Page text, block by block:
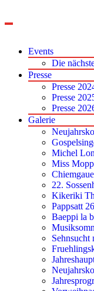
Events
Die
Presse
Presse
Presse
Presse
Galerie
Michel
Miss
22.
Kikeriki
Pappsatt
Baeppi la
Sehnsucht